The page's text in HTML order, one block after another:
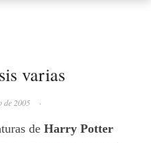
varias
de 2005 ·
de Harry Potter